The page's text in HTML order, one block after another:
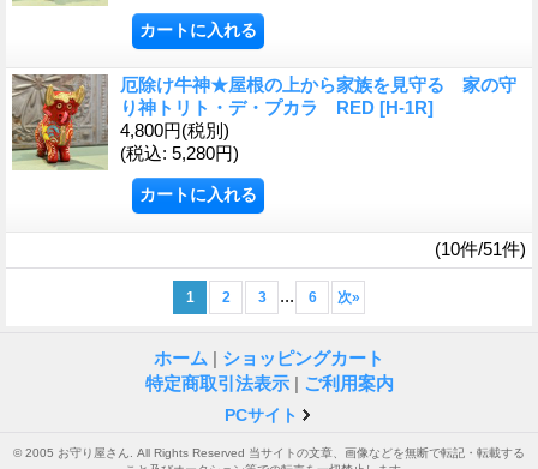
厄除け牛神★屋根の上から家族を見守る 家の守
り神トリト・デ・プカラ RED [H-1R]
4,800円(税別)
(税込: 5,280円)
(10件/51件)
1 2 3 ... 6 次»
ホーム | ショッピングカート
特定商取引法表示 | ご利用案内
PCサイト
© 2005 お守り屋さん. All Rights Reserved 当サイトの文章、画像などを無断で転記・転載する